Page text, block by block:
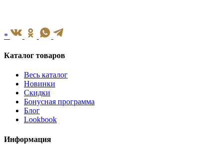
*
Каталог товаров
Весь каталог
Новинки
Скидки
Бонусная программа
Блог
Lookbook
Информация